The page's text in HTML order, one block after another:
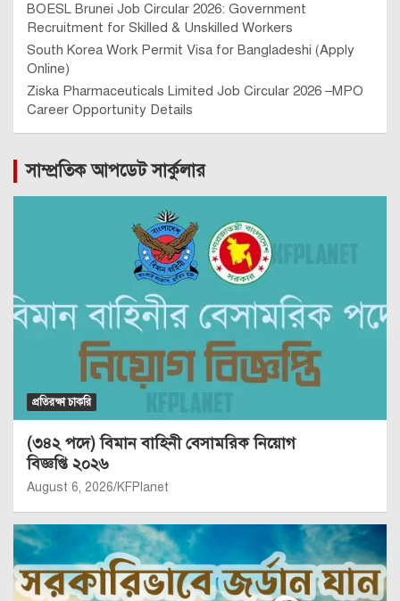
BOESL Brunei Job Circular 2026: Government
Recruitment for Skilled & Unskilled Workers
South Korea Work Permit Visa for Bangladeshi (Apply
Online)
Ziska Pharmaceuticals Limited Job Circular 2026 –MPO
Career Opportunity Details
সাম্প্রতিক আপডেট সার্কুলার
প্রতিরক্ষা চাকরি
(৩৪২ পদে) বিমান বাহিনী বেসামরিক নিয়োগ
বিজ্ঞপ্তি ২০২৬
August 6, 2026 KFPlanet